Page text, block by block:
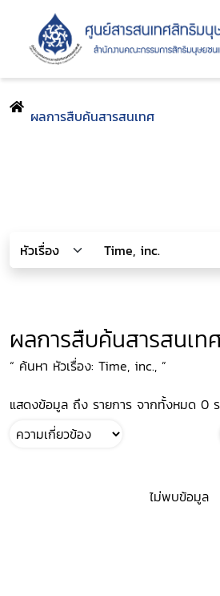
ผลการสืบค้นสารสนเทศ
ผลการสืบค้นสารสนเท
“ ค้นหา หัวเรื่อง: Time, inc., ”
แสดงข้อมูล ถึง รายการ จากทั้งหมด 0
ไม่พบข้อมูล